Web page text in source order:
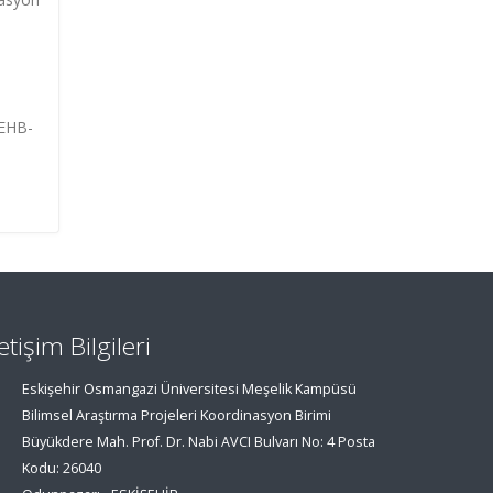
Bilgileri
Eskişehir Osmangazi Üniversitesi Meşelik Kampüsü
Bilimsel Araştırma Projeleri Koordinasyon Birimi
Büyükdere Mah. Prof. Dr. Nabi AVCI Bulvarı No: 4 Posta
Kodu: 26040